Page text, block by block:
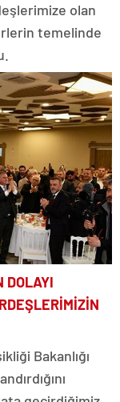
olan
temelinde
DOLAYI
Bakanlığı